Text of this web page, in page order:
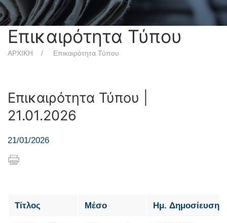
Επικαιρότητα Τύπου
ΑΡΧΙΚΗ Επικαιρότητα Τύπου
Επικαιρότητα Τύπου |
21.01.2026
21/01/2026
Τίτλος Μέσο Ημ. Δημοσίευσης